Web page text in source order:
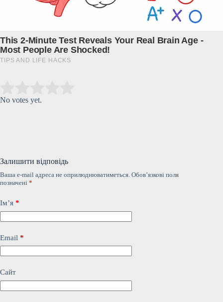
No votes yet.
Залишити відповідь
Ваша e-mail адреса не оприлюднюватиметься. Обов’язкові поля
позначені *
Ім’я *
Email *
Сайт